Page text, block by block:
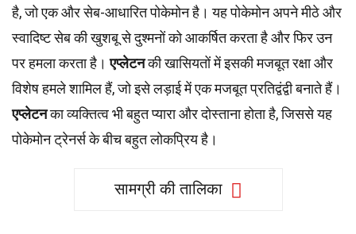
है, जो एक और सेब-आधारित पोकेमोन है। यह पोकेमोन अपने मीठे और
स्वादिष्ट सेब की खुशबू से दुश्मनों को आकर्षित करता है और फिर उन
पर हमला करता है।एप्लेटनकी खासियतों में इसकी मजबूत रक्षा और
विशेष हमले शामिल हैं, जो इसे लड़ाई में एक मजबूत प्रतिद्वंद्वी बनाते हैं।
एप्लेटनका व्यक्तित्व भी बहुत प्यारा और दोस्ताना होता है, जिससे यह
पोकेमोन ट्रेनर्स के बीच बहुत लोकप्रिय है।
सामग्री की तालिका